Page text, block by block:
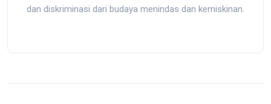
dan diskriminasi dari budaya menindas dan kemiskinan.